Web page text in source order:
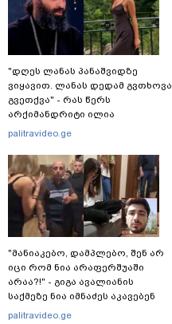
"დღეს ლანას პანაშვიდზე
ვიყავით. ლანას დედამ გვთხოვა,
გვეთქვა" - რას წერს
არქიმანდრიტი ილია
თოლორაია სოციალურ
palitravideo.ge
"მანიაკებო, დამპლებო, შენ არ
იცი რომ ნია არაფერშუაში
არაა?!" - გიგა ავალიანის
საქმეზე ნია იმნაძეს აკავებენ
palitravideo.ge